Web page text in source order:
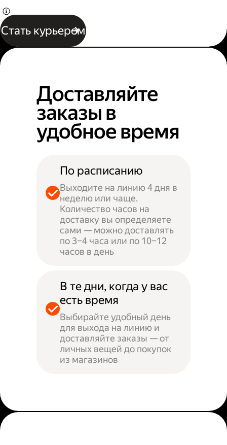
Стать курьером
Доставляйте
заказы в
удобное время
По расписанию
Выходите на линию 4 дня в
неделю или чаще.
Количество часов на
доставку вы определяете
сами — можно доставлять
по 3–4 часа или по 10–12
часов в день
В те дни, когда у вас
есть время
Выбирайте удобный день
для выхода на линию и
доставляйте заказы — от
личных вещей до покупок
из магазинов